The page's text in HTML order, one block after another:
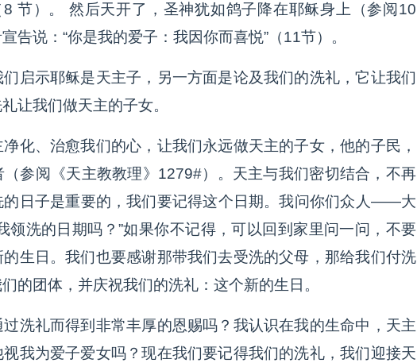
8 节）。 然后天开了，圣神犹如鸽子降在耶稣身上（参阅10
告说：“你是我的爱子：我因你而喜悦”（11节）。
启示耶稣是天主子，另一方面是论及我们的洗礼，它让我们
让我们做天主的子女。
化、治愈我们的心，让我们永远做天主的子女，他的子民，
参阅《天主教教理》1279#）。天主与我们密切结合，不再
的日子是重要的，我们要记得这个日期。我问你们众人——大
洗的日期吗？”如果你不记得，可以回到家里问一问，不要
生日。我们也要感谢那带我们去受洗的父母，那给我们付洗
的团体，并庆祝我们的洗礼：这个新的生日。
洗礼而得到非常丰厚的恩赐吗？我认识在我的生命中，天主
我为爱子爱女吗？现在我们要记得我们的洗礼，我们迎接天